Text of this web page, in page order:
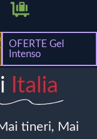
OFERTE Gel
Intenso
Italia
tineri, Mai